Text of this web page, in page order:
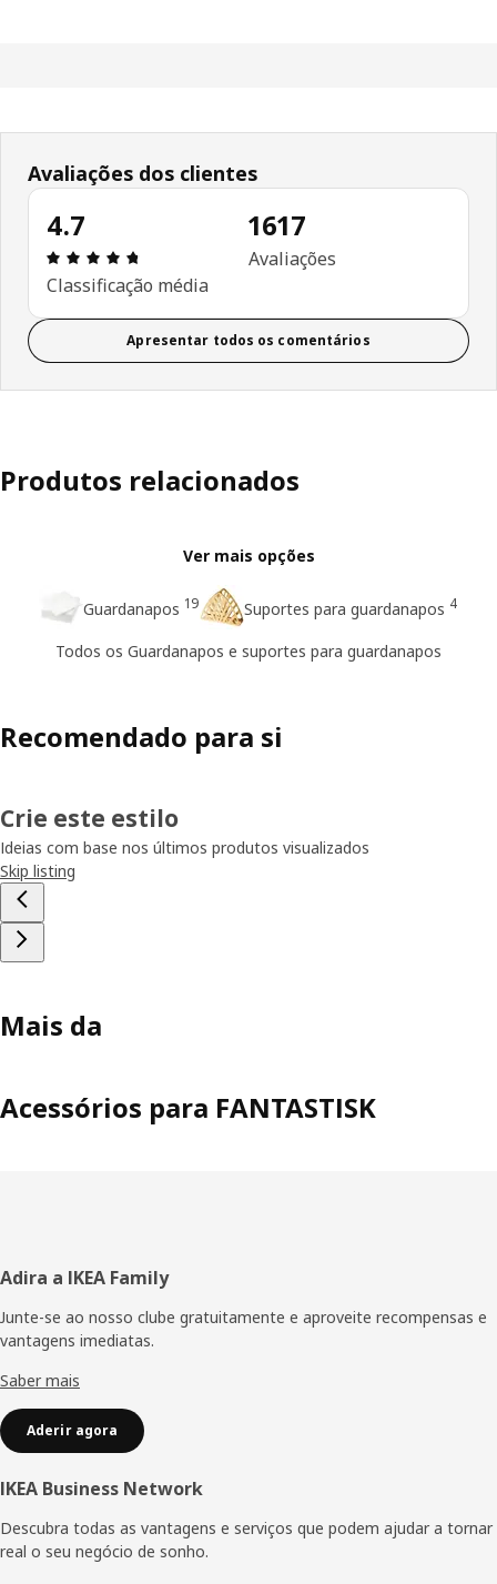
Avaliações dos clientes
4.7
Avaliações: 4.7 de 5 estrelas. Total de
Classificação média
1617
Avaliações
Apresentar todos os comentários
Produtos relacionados
Ver mais opções
Guardanapos 19 Suportes para guardanapos 4
Todos os Guardanapos e suportes para guardanapos
Recomendado para si
Crie este estilo
Ideias com base nos últimos produtos visualizados
Skip listing
Mais da
Acessórios para FANTASTISK
Rodapé
Adira a IKEA Family
Junte-se ao nosso clube gratuitamente e aproveite recompensas e
vantagens imediatas.
Saber mais
Aderir agora
IKEA Business Network
Descubra todas as vantagens e serviços que podem ajudar a tornar
real o seu negócio de sonho.